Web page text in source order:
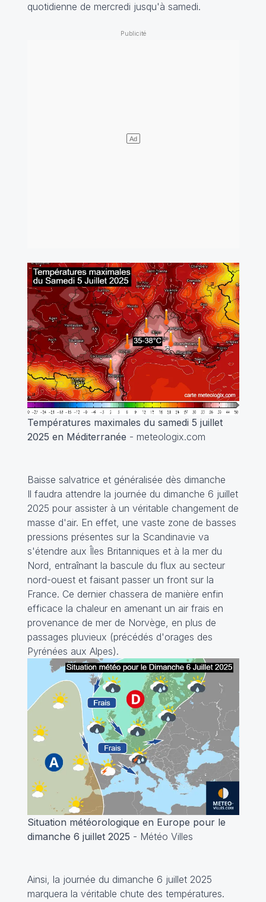
quotidienne de mercredi jusqu'à samedi.
Températures maximales du samedi 5 juillet
2025 en Méditerranée - meteologix.com
Baisse salvatrice et généralisée dès dimanche
Il faudra attendre la journée du dimanche 6 juillet
2025 pour assister à un véritable changement de
masse d'air. En effet, une vaste zone de basses
pressions présentes sur la Scandinavie va
s'étendre aux Îles Britanniques et à la mer du
Nord, entraînant la bascule du flux au secteur
nord-ouest et faisant passer un front sur la
France. Ce dernier chassera de manière enfin
efficace la chaleur en amenant un air frais en
provenance de mer de Norvège, en plus de
passages pluvieux (précédés d'orages des
Pyrénées aux Alpes).
Situation météorologique en Europe pour le
dimanche 6 juillet 2025 - Météo Villes
Ainsi, la journée du dimanche 6 juillet 2025
marquera la véritable chute des températures.